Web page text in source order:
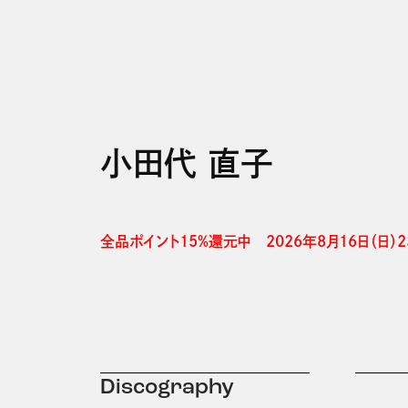
小田代 直子
全品ポイント15%還元中　2026年8月16日（日
Discography